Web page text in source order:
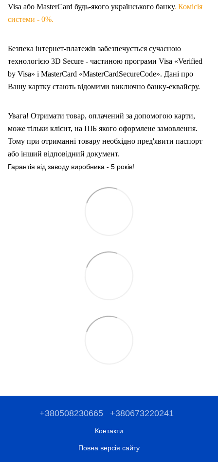
Visa або MasterCard будь-якого українського банку. Комісія
системи - 0%.
Безпека інтернет-платежів забезпечується сучасною
технологією 3D Secure - частиною програми Visa «Verified
by Visa» і MasterCard «MasterCardSecureCode». Дані про
Вашу картку стають відомими виключно банку-еквайєру.
Увага! Отримати товар, оплачений за допомогою карти,
може тільки клієнт, на ПІБ якого оформлене замовлення.
Тому при отриманні товару необхідно пред'явити паспорт
або інший відповідний документ.
Гарантія від заводу виробника - 5 років!
+380508230665 +380673220241
Контакти
Повна версія сайту